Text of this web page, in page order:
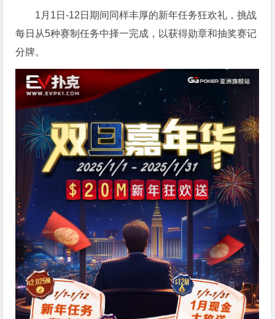
1月1日-12日期间同样丰厚的新年任务狂欢礼，挑战
每日从5种赛制任务中择一完成，以获得勋章和抽奖赛记
分牌。